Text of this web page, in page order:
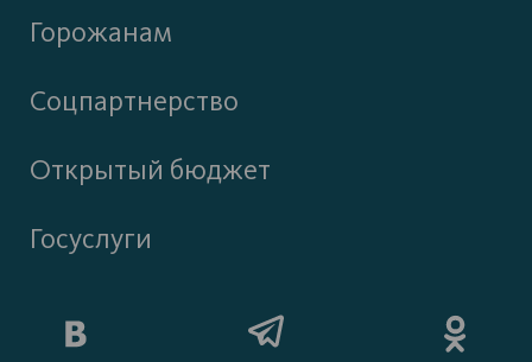
Горожанам
Соцпартнерство
Открытый бюджет
Госуслуги